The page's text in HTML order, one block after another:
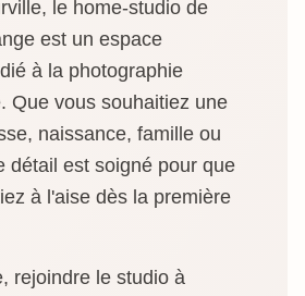
le home-studio de
est un espace
à la photographie
Que vous souhaitiez une
naissance, famille ou
détail est soigné pour que
à l'aise dès la première
rejoindre le studio à